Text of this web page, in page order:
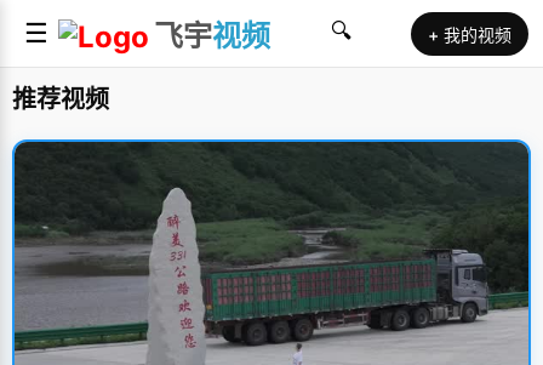
☰ 飞宇视频 🔍 + 我的视频
推荐视频